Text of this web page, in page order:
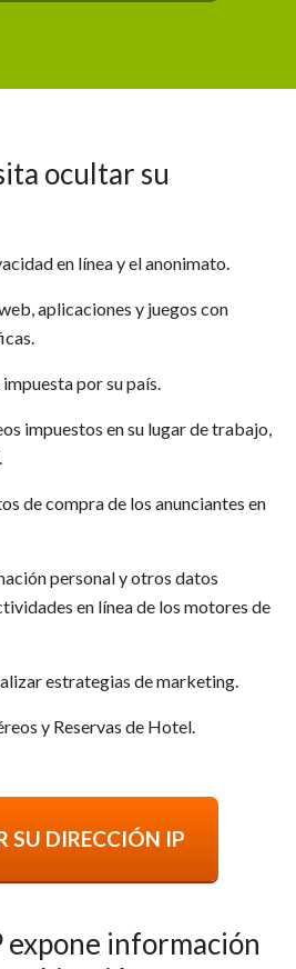
ocultar su
en línea y el anonimato.
aplicaciones y juegos con
por su país.
impuestos en su lugar de trabajo,
de compra de los anunciantes en
personal y otros datos
en línea de los motores de
estrategias de marketing.
y Reservas de Hotel.
SU DIRECCIÓN IP
expone información